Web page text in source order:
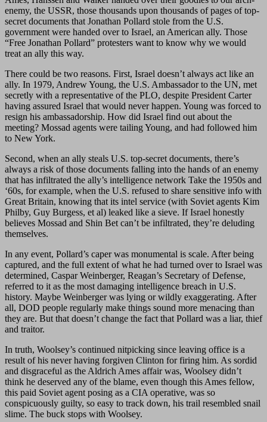
enemy, the USSR, those thousands upon thousands of pages of top-
secret documents that Jonathan Pollard stole from the U.S.
government were handed over to Israel, an American ally. Those
“Free Jonathan Pollard” protesters want to know why we would
treat an ally this way.
There could be two reasons. First, Israel doesn’t always act like an
ally. In 1979, Andrew Young, the U.S. Ambassador to the UN, met
secretly with a representative of the PLO, despite President Carter
having assured Israel that would never happen. Young was forced to
resign his ambassadorship. How did Israel find out about the
meeting? Mossad agents were tailing Young, and had followed him
to New York.
Second, when an ally steals U.S. top-secret documents, there’s
always a risk of those documents falling into the hands of an enemy
that has infiltrated the ally’s intelligence network Take the 1950s and
‘60s, for example, when the U.S. refused to share sensitive info with
Great Britain, knowing that its intel service (with Soviet agents Kim
Philby, Guy Burgess, et al) leaked like a sieve. If Israel honestly
believes Mossad and Shin Bet can’t be infiltrated, they’re deluding
themselves.
In any event, Pollard’s caper was monumental is scale. After being
captured, and the full extent of what he had turned over to Israel was
determined, Caspar Weinberger, Reagan’s Secretary of Defense,
referred to it as the most damaging intelligence breach in U.S.
history. Maybe Weinberger was lying or wildly exaggerating. After
all, DOD people regularly make things sound more menacing than
they are. But that doesn’t change the fact that Pollard was a liar, thief
and traitor.
In truth, Woolsey’s continued nitpicking since leaving office is a
result of his never having forgiven Clinton for firing him. As sordid
and disgraceful as the Aldrich Ames affair was, Woolsey didn’t
think he deserved any of the blame, even though this Ames fellow,
this paid Soviet agent posing as a CIA operative, was so
conspicuously guilty, so easy to track down, his trail resembled snail
slime. The buck stops with Woolsey.